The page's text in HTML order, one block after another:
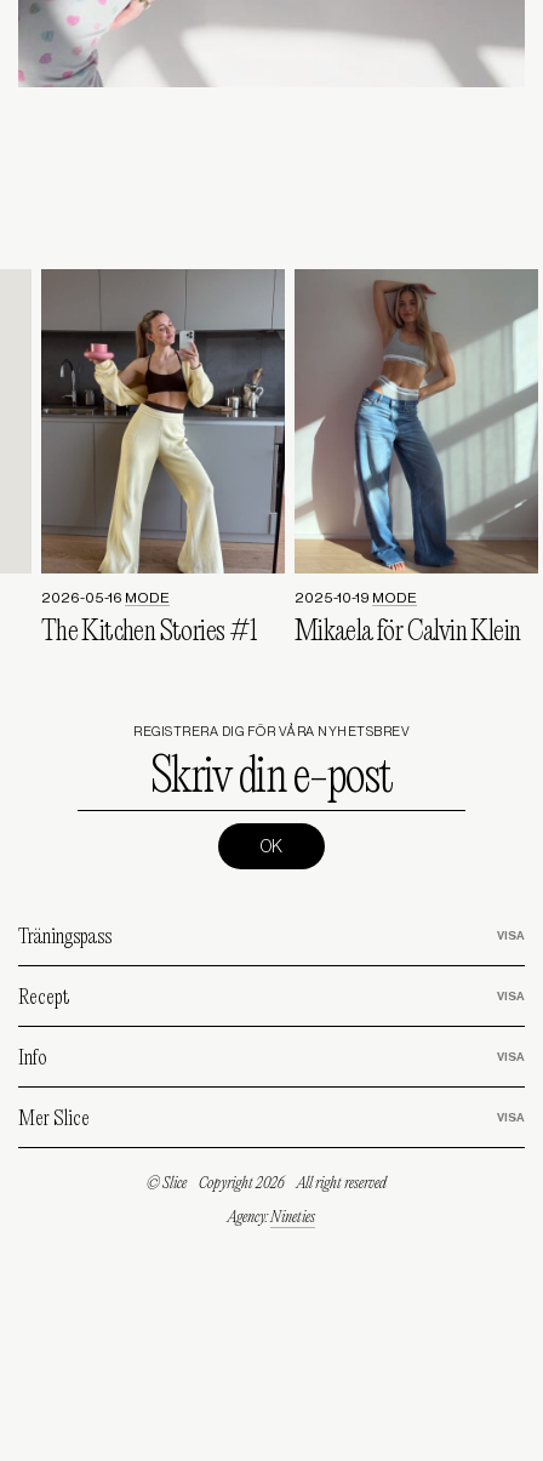
2026-05-16 MODE
The Kitchen Stories #1
2025-10-19 MODE
Mikaela för Calvin Klein
Träningspass
Recept
Info
Mer Slice
REGISTRERA DIG FÖR VÅRA NYHETSBREV
din
e-
post
© Slice Copyright 2026
All right reserved
Agency:Nineties